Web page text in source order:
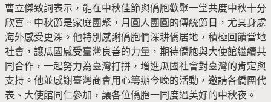
曹立傑致詞表示，能在中秋佳節與僑胞歡聚一堂共度中秋十分
欣喜。中秋節是家庭團聚，月圓人團圓的傳統節日，尤其身處
海外感受更深。他特別感謝僑胞們深耕僑居地，積極回饋當地
社會，讓瓜國感受臺灣良善的力量，期待僑胞與大使館繼續共
同合作，一起努力為臺灣打拼，增進瓜國社會對臺灣的肯定與
支持。他並感謝臺灣商會用心籌辦今晚的活動，邀請各僑團代
表、大使館同仁參加，讓各位僑胞一同度過美好的中秋夜。